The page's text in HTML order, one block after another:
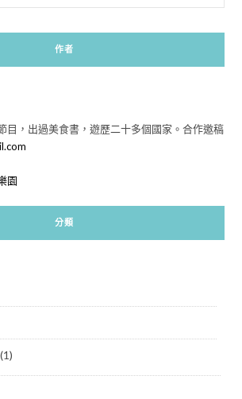
作者
目，出過美食書，遊歷二十多個國家。合作邀稿
園
分類
(1)